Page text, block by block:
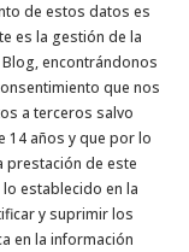
de estos datos es
es la gestión de la
encontrándonos
que nos
a terceros salvo
14 años y que por lo
prestación de este
establecido en la
y suprimir los
en la información